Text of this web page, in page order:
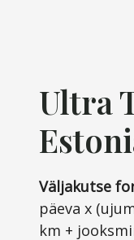
Ultra
Väljakutse
päeva x
km +